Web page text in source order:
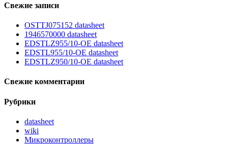
Свежие записи
OSTTJ075152 datasheet
1946570000 datasheet
EDSTLZ955/10-OE datasheet
EDSTL955/10-OE datasheet
EDSTLZ950/10-OE datasheet
Свежие комментарии
Рубрики
datasheet
wiki
Микроконтроллеры